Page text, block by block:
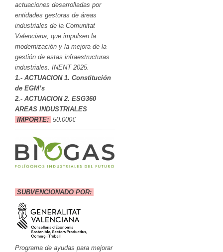
actuaciones desarrolladas por
entidades gestoras de áreas
industriales de la Comunitat
Valenciana, que impulsen la
modernización y la mejora de la
gestión de estas infraestructuras
industriales. INENT 2025.
1.- ACTUACION 1. Constitución
de EGM’s
2.- ACTUACION 2. ESG360
AREAS INDUSTRIALES
IMPORTE: 50.000€
SUBVENCIONADO POR:
Programa de ayudas para mejorar